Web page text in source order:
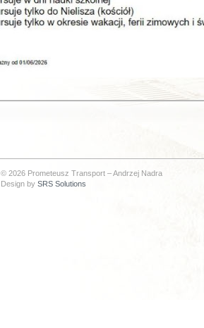
© 2026 Prometeusz Transport – Andrzej Nadra
Design by SRS Solutions